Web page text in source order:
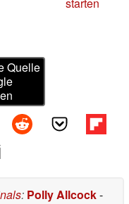
Quelle
: Polly Allcock-